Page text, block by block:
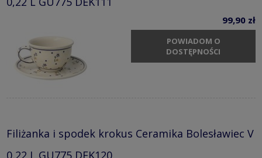
99,90 zł
POWIADOM O
DOSTĘPNOŚCI
Filiżanka i spodek krokus Ceramika Bolesławiec V